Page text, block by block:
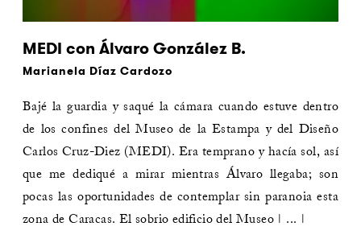
MEDI con Álvaro González B.
Marianela Díaz Cardozo
Bajé la guardia y saqué la cámara cuando estuve dentro
de los confines del Museo de la Estampa y del Diseño
Carlos Cruz-Diez (MEDI). Era temprano y hacía sol, así
que me dediqué a mirar mientras Álvaro llegaba; son
pocas las oportunidades de contemplar sin paranoia esta
zona de Caracas. El sobrio edificio del Museo | ... |